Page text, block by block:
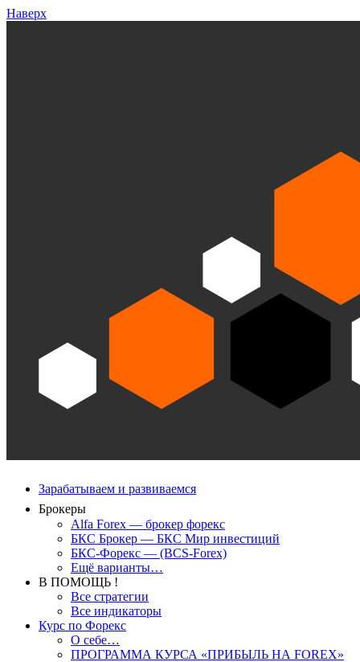
Наверх
Зарабатываем и развиваемся
Брокеры
Alfa Forex — брокер форекс
БКС Брокер — БКС Мир инвестиций
БКС-Форекс — (BCS-Forex)
Ещё варианты…
В ПОМОЩЬ !
Все стратегии
Все индикаторы
Курс по Форекс
О себе…
ПРОГРАММА КУРСА «ПРИБЫЛЬ НА FOREX»